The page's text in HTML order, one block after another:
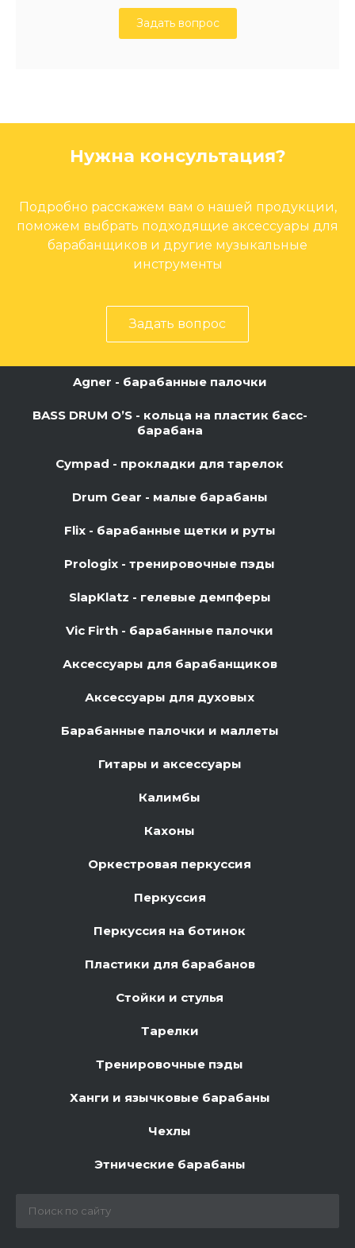
Задать вопрос
Нужна консультация?
Подробно расскажем вам о нашей продукции,
поможем выбрать подходящие аксессуары для
барабанщиков и другие музыкальные
инструменты
Задать вопрос
Agner - барабанные палочки
BASS DRUM O’S - кольца на пластик басс-
барабана
Cympad - прокладки для тарелок
Drum Gear - малые барабаны
Flix - барабанные щетки и руты
Prologix - тренировочные пэды
SlapKlatz - гелевые демпферы
Vic Firth - барабанные палочки
Аксессуары для барабанщиков
Аксессуары для духовых
Барабанные палочки и маллеты
Гитары и аксессуары
Калимбы
Кахоны
Оркестровая перкуссия
Перкуссия
Перкуссия на ботинок
Пластики для барабанов
Стойки и стулья
Тарелки
Тренировочные пэды
Ханги и язычковые барабаны
Чехлы
Этнические барабаны